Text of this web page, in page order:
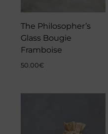
The Philosopher’s
Glass Bougie
Framboise
50.00€